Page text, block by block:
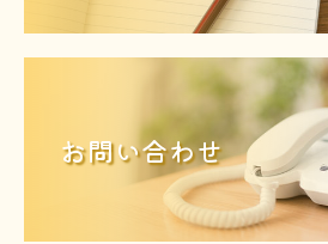
お問い合わせ